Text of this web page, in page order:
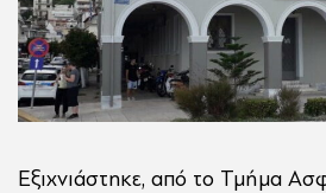
Εξιχνιάστηκε, από το Τμήμα